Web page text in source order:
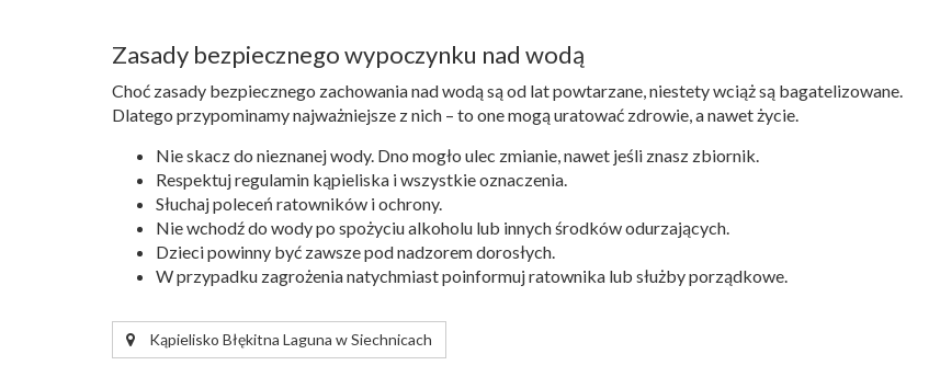
Zasady bezpiecznego wypoczynku nad wodą
Choć zasady bezpiecznego zachowania nad wodą są od lat powtarzane, niestety wciąż są bagatelizowane.
Dlatego przypominamy najważniejsze z nich – to one mogą uratować zdrowie, a nawet życie.
Nie skacz do nieznanej wody. Dno mogło ulec zmianie, nawet jeśli znasz zbiornik.
Respektuj regulamin kąpieliska i wszystkie oznaczenia.
Słuchaj poleceń ratowników i ochrony.
Nie wchodź do wody po spożyciu alkoholu lub innych środków odurzających.
Dzieci powinny być zawsze pod nadzorem dorosłych.
W przypadku zagrożenia natychmiast poinformuj ratownika lub służby porządkowe.
Kąpielisko Błękitna Laguna w Siechnicach